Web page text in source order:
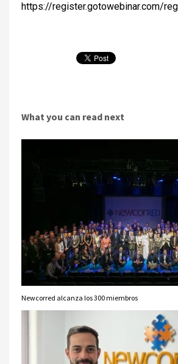
https://register.gotowebinar.com/
What you can read next
Newcorred alcanza los 300 miembros